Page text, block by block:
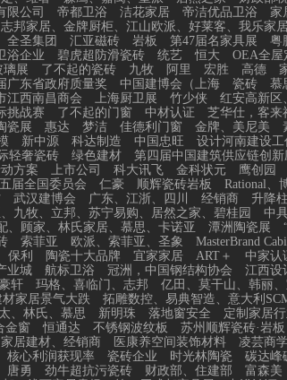
限公司
帝都卫浴 洁花家居 帝洁优品卫浴 家
邦家居、金牌厨柜、江山欧派、好莱客、我乐家
全圣集团 汇亚磁砖 岩板 第47届名家具展 粤
浴企业
碧虎超防滑瓷砖 统艺 恒大 OEA全屋
璃展 了不起的瓷砖 九牧 阿里 宏胜 高德
广东省政府质量奖 中国建博会（上海 瓷砖 慕
江西南昌商会 上海厨卫展 竹少侠 红安高新区
挑战赛 了不起的门窗 中材认证 芝华仕，客来
瓷展 惠达 梦洁 佳德利门窗 金牌、美尼美
新中源 科达制造 中国忠旺 设计河南建设工
轻奢瓷砖 绿色建材 第四届中国建筑供应链创
方案 上市公司 科大讯飞 金科状元 鹰创园
届全国委员会
仁豪 顺辉瓷砖岩板 Rational、
武汉建博会 广东、江浙、四川 经销商 升降柱
九牧、立邦、苏宁易购、居然之家、碧桂园
中
、顾家、林氏家居、慕思、卡诺亚
潭洲陶瓷展
索菲亚 欧派、索菲亚、圣象 MasterBrand
保利 陶瓷十大品牌 宜家家居 ART＋ 中家认
业城
航标卫浴 冠洲，中国钢结构协会 江西设
轩 玛格、喜临门、志邦 亿田、莫干山、韩丽
家居景气大跌
拓雕数控、易典智造、意大利
、林氏、慕思
新明珠 落地窗安全 定制家居
金窗 恒通达 不锈钢波纹板 苏州顺辉瓷砖·岩板
家居建材、经销商 医康养空间装饰材料 凌芸商
核心利润获现率 瓷砖企业 时光林陶瓷 碳达峰
唐勇 劲牛超抗污瓷砖 财政部、住建部 富森美